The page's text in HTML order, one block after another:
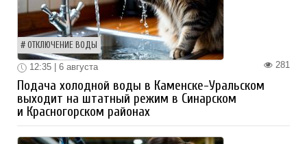
ОТКЛЮЧЕНИЕ ВОДЫ
281
12:35 | 6 августа
Подача холодной воды в Каменске-Уральском
выходит на штатный режим в Синарском
и Красногорском районах